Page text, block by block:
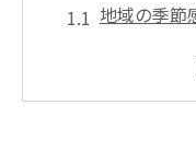
地域の季節
特別なイ